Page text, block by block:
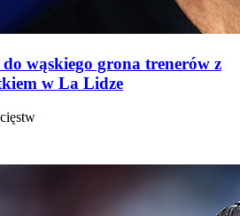
wąskiego grona trenerów z
w La Lidze